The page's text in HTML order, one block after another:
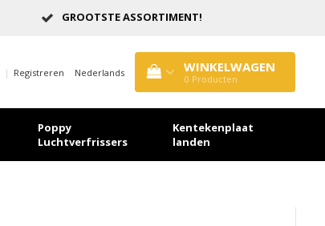
GROOTSTE ASSORTIMENT!
| Registreren Nederlands WINKELWAGEN
0 Producten
Poppy
Luchtverfrissers
Kentekenplaat
landen